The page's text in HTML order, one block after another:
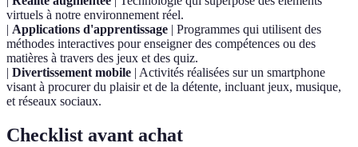
virtuels à notre environnement réel.
| Applications d'apprentissage | Programmes qui utilisent des
méthodes interactives pour enseigner des compétences ou des
matières à travers des jeux et des quiz.
| Divertissement mobile | Activités réalisées sur un smartphone
visant à procurer du plaisir et de la détente, incluant jeux, musique,
et réseaux sociaux.
Checklist avant achat